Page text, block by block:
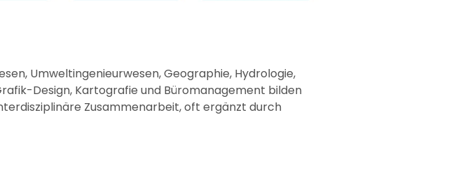
Umweltingenieurwesen, Geographie, Hydrologie,
Design, Kartografie und Büromanagement bilden
Zusammenarbeit, oft ergänzt durch